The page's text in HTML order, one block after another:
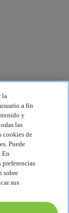
la
a fin
y
las
cookies de
Puede
En
preferencias
sobre
sus